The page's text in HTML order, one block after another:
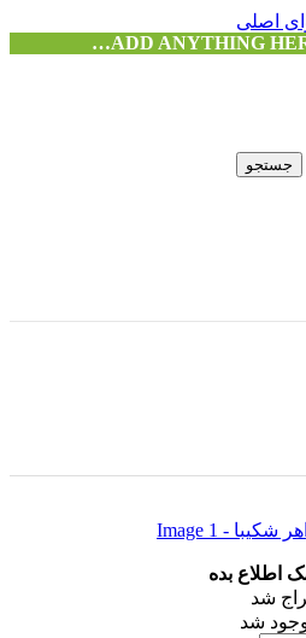
اصلی
ADD ANYTHING
جستجو
اطلاع بده
شد
شد